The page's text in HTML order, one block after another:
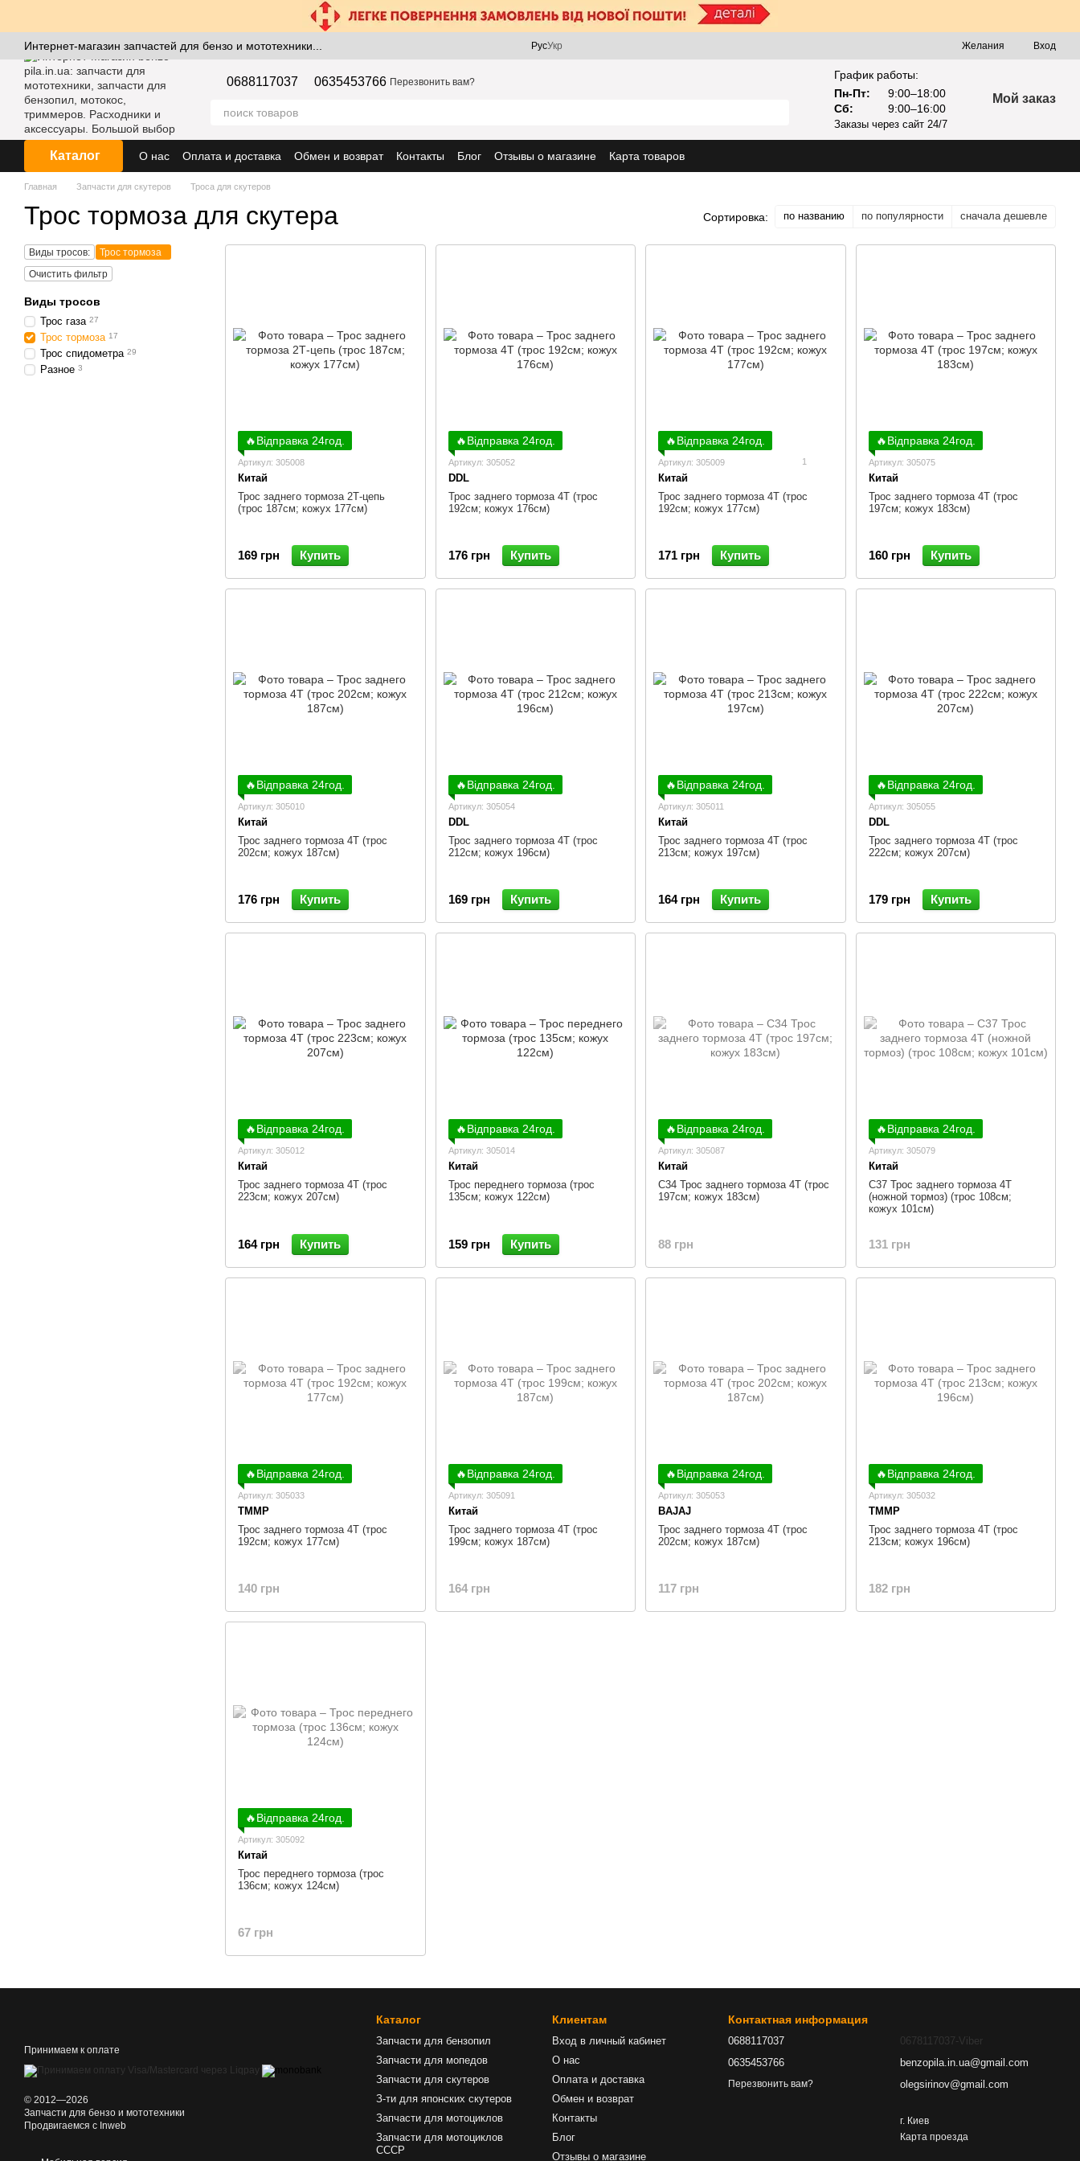
Интернет-магазин запчастей для бензо и мототехники... РусУкр Желания Вход
0688117037 0635453766 Перезвонить вам?
График работы:
Пн-Пт:
9:00–18:00
Сб:
9:00–16:00
Заказы через сайт 24/7
Мой заказ
Каталог О нас Оплата и доставка Обмен и возврат Контакты Блог Отзывы о магазине Карта товаров
Главная Запчасти для скутеров Троса для скутеров
Трос тормоза для скутера Сортировка: по названию по популярности сначала дешевле
🔥Відправка 24год.
Артикул: 305008
Китай
Трос заднего тормоза 2Т-цепь
(трос 187см; кожух 177см)
169 грн Купить
🔥Відправка 24год.
Артикул: 305052
DDL
Трос заднего тормоза 4Т (трос
192см; кожух 176см)
176 грн Купить
🔥Відправка 24год.
Артикул: 305009 1
Китай
Трос заднего тормоза 4Т (трос
192см; кожух 177см)
171 грн Купить
🔥Відправка 24год.
Артикул: 305075
Китай
Трос заднего тормоза 4Т (трос
197см; кожух 183см)
160 грн Купить
🔥Відправка 24год.
Артикул: 305010
Китай
Трос заднего тормоза 4Т (трос
202см; кожух 187см)
176 грн Купить
🔥Відправка 24год.
Артикул: 305054
DDL
Трос заднего тормоза 4Т (трос
212см; кожух 196см)
169 грн Купить
🔥Відправка 24год.
Артикул: 305011
Китай
Трос заднего тормоза 4Т (трос
213см; кожух 197см)
164 грн Купить
🔥Відправка 24год.
Артикул: 305055
DDL
Трос заднего тормоза 4Т (трос
222см; кожух 207см)
179 грн Купить
🔥Відправка 24год.
Артикул: 305012
Китай
Трос заднего тормоза 4Т (трос
223см; кожух 207см)
164 грн Купить
🔥Відправка 24год.
Артикул: 305014
Китай
Трос переднего тормоза (трос
135см; кожух 122см)
159 грн Купить
🔥Відправка 24год.
Артикул: 305087
Китай
C34 Трос заднего тормоза 4Т (трос
197см; кожух 183см)
88 грн
🔥Відправка 24год.
Артикул: 305079
Китай
C37 Трос заднего тормоза 4Т
(ножной тормоз) (трос 108см;
кожух 101см)
131 грн
🔥Відправка 24год.
Артикул: 305033
TMMP
Трос заднего тормоза 4Т (трос
192см; кожух 177см)
140 грн
🔥Відправка 24год.
Артикул: 305091
Китай
Трос заднего тормоза 4Т (трос
199см; кожух 187см)
164 грн
🔥Відправка 24год.
Артикул: 305053
BAJAJ
Трос заднего тормоза 4Т (трос
202см; кожух 187см)
117 грн
🔥Відправка 24год.
Артикул: 305032
TMMP
Трос заднего тормоза 4Т (трос
213см; кожух 196см)
182 грн
🔥Відправка 24год.
Артикул: 305092
Китай
Трос переднего тормоза (трос
136см; кожух 124см)
67 грн
Виды тросов:
Трос тормоза
Очистить фильтр
Виды тросов
Трос газа 27
Трос тормоза 17
Трос спидометра 29
Разное 3
Принимаем к оплате
© 2012—2026
Запчасти для бензо и мототехники
Продвигаемся c Inweb
Каталог
Запчасти для бензопил
Запчасти для мопедов
Запчасти для скутеров
З-ти для японских скутеров
Запчасти для мотоциклов
Запчасти для мотоциклов
СССР
Клиентам
Вход в личный кабинет
О нас
Оплата и доставка
Обмен и возврат
Контакты
Блог
Отзывы о магазине
Контактная информация
0688117037
0635453766
Перезвонить вам?
0678117037-Viber
benzopila.in.ua@gmail.com
olegsirinov@gmail.com
г. Киев
Карта проезда